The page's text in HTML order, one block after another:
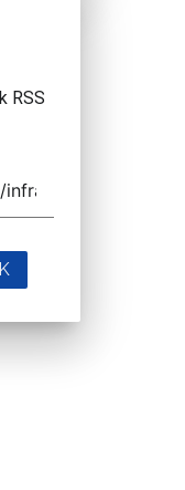
RSS